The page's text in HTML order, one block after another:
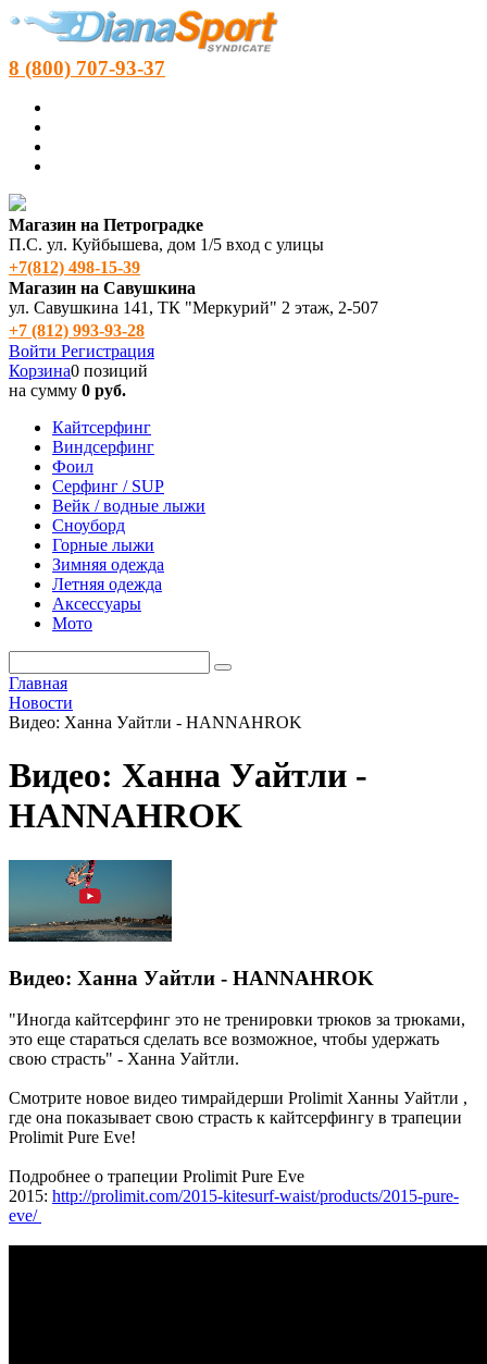
8 (800) 707-93-37
Магазин на Петроградке
П.С. ул. Куйбышева, дом 1/5 вход с улицы
+7(812) 498‑15-39
Магазин на Савушкина
ул. Савушкина 141, ТК "Меркурий" 2 этаж, 2-507
+7 (812) 993-93-28
Войти Регистрация
Корзина0 позиций
на сумму 0 руб.
Кайтсерфинг
Виндсерфинг
Фоил
Серфинг / SUP
Вейк / водные лыжи
Сноуборд
Горные лыжи
Зимняя одежда
Летняя одежда
Аксессуары
Мото
Главная
Новости
Видео: Ханна Уайтли - HANNAHROK
Видео: Ханна Уайтли -
HANNAHROK
Видео: Ханна Уайтли - HANNAHROK
"Иногда кайтсерфинг это не тренировки трюков за трюками,
это еще стараться сделать все возможное, чтобы удержать
свою страсть" - Ханна Уайтли.
Смотрите новое видео тимрайдерши Prolimit Ханны Уайтли ,
где она показывает свою страсть к кайтсерфингу в трапеции
Prolimit Pure Eve!
Подробнее о трапеции Prolimit Pure Eve
2015: http://prolimit.com/2015-kitesurf-waist/products/2015-pure-
eve/